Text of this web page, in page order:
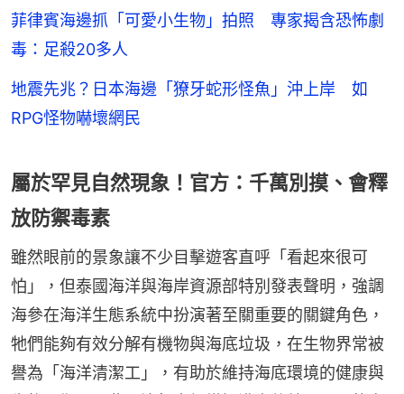
菲律賓海邊抓「可愛小生物」拍照 專家揭含恐怖劇
毒：足殺20多人
地震先兆？日本海邊「獠牙蛇形怪魚」沖上岸 如
RPG怪物嚇壞網民
屬於罕見自然現象！官方：千萬別摸、會釋
放防禦毒素
雖然眼前的景象讓不少目擊遊客直呼「看起來很可
怕」，但泰國海洋與海岸資源部特別發表聲明，強調
海參在海洋生態系統中扮演著至關重要的關鍵角色，
牠們能夠有效分解有機物與海底垃圾，在生物界常被
譽為「海洋清潔工」，有助於維持海底環境的健康與